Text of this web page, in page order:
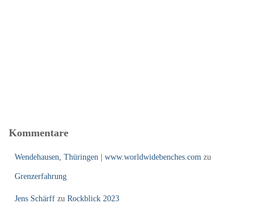
Kommentare
Wendehausen, Thüringen | www.worldwidebenches.com zu
Grenzerfahrung
Jens Schärff zu Rockblick 2023